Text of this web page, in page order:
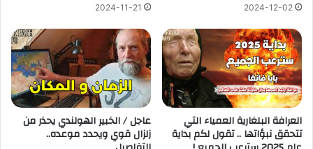
2024-12-02
2024-11-21
العرافة البلغارية العمياء التي
تتحقق نبؤاتها .. تقول لكم بداية
عاجل / الخبير الهولندي يحذر من
زلزال قوي ويحدد موعده..